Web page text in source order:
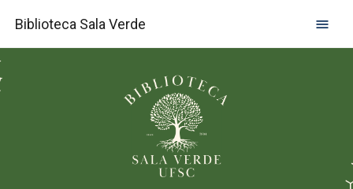
Biblioteca Sala Verde